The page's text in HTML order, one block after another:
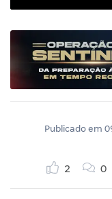
Publicado em
2 0